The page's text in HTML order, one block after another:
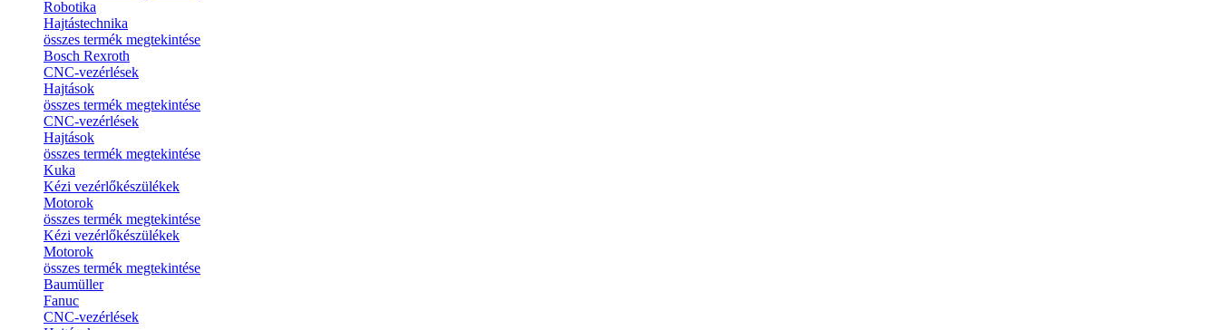
Robotika
Hajtástechnika
összes termék megtekintése
Bosch Rexroth
CNC-vezérlések
Hajtások
összes termék megtekintése
CNC-vezérlések
Hajtások
összes termék megtekintése
Kuka
Kézi vezérlőkészülékek
Motorok
összes termék megtekintése
Kézi vezérlőkészülékek
Motorok
összes termék megtekintése
Baumüller
Fanuc
CNC-vezérlések